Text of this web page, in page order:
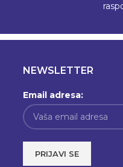
NEWSLETTER
Email adresa: